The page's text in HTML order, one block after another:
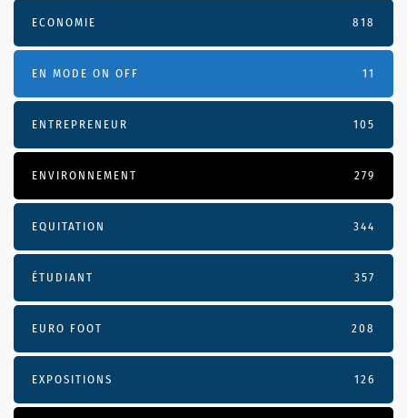
ECONOMIE 818
EN MODE ON OFF 11
ENTREPRENEUR 105
ENVIRONNEMENT 279
EQUITATION 344
ÉTUDIANT 357
EURO FOOT 208
EXPOSITIONS 126